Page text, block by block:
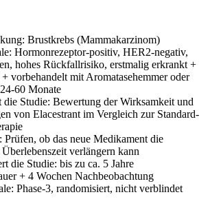
Brustkrebs (Mammakarzinom)
Hormonrezeptor-positiv, HER2-negativ,
hohes Rückfallrisiko, erstmalig erkrankt +
vorbehandelt mit Aromatasehemmer oder
60 Monate
die Studie: Bewertung der Wirksamkeit und
von Elacestrant im Vergleich zur Standard-
Prüfen, ob das neue Medikament die
verlängern kann
die Studie: bis zu ca. 5 Jahre
+ 4 Wochen Nachbeobachtung
Phase-3, randomisiert, nicht verblindet